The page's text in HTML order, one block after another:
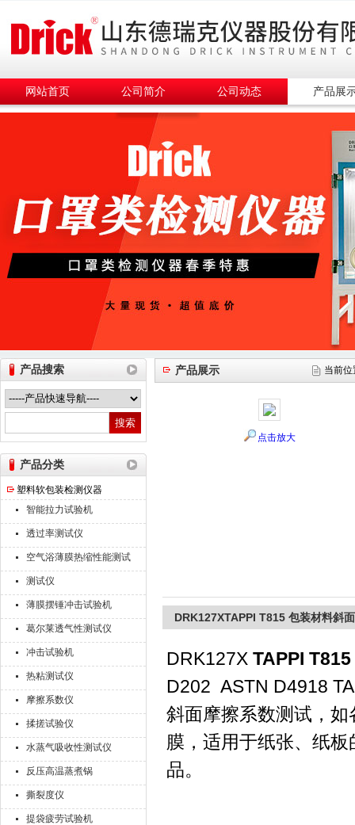
山东德瑞克仪器股份有限公司
网站首页 公司简介 公司动态 产品展
产品搜索
产品分类
塑料软包装检测仪器
智能拉力试验机
透过率测试仪
空气浴薄膜热缩性能测试
仪
测试仪
薄膜摆锤冲击试验机
葛尔莱透气性测试仪
冲击试验机
热粘测试仪
摩擦系数仪
揉搓试验仪
水蒸气吸收性测试仪
反压高温蒸煮锅
撕裂度仪
提袋疲劳试验机
产品展示 当前位
点击放大
DRK127XTAPPI T815 包装材料斜
DRK127X TAPPI
D202 ASTN D4918
斜面摩擦系数测试，
膜，适用于纸张、纸
品。